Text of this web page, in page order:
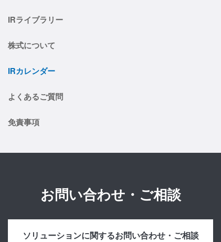
IRライブラリー
株式について
IRカレンダー
よくあるご質問
免責事項
お問い合わせ・ご相談
ソリューションに関するお問い合わせ・ご相談